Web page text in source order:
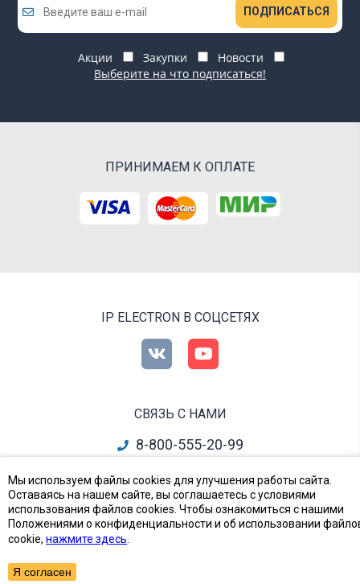
ПОДПИСАТЬСЯ
Акции Закупки
Новости
Выберите на что подписаться!
ПРИНИМАЕМ К ОПЛАТЕ
IP ELECTRON В СОЦСЕТЯХ
СВЯЗЬ С НАМИ
8-800-555-20-99
info@ipelectron.ru
все контакты
Приборы, Радиодетали и Электронные компоненты
Мы используем файлы cookies для улучшения работы сайта.
Оставаясь на нашем сайте, вы соглашаетесь с условиями
использования файлов cookies. Чтобы ознакомиться с нашими
Положениями о конфиденциальности и об использовании
cookie, нажмите здесь
Я согласен